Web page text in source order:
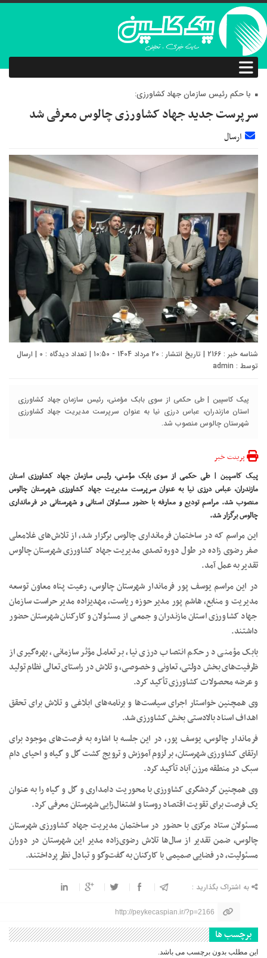
با حکم رئیس سازمان جهاد کشاورزی:
سرپرست جدید جهاد کشاورزی چالوس معرفی شد
ارسال
شناسه خبر : 2166 | تاریخ انتشار : 20 مرداد 1404 - 10:50 | تعداد دیدگاه : 0 | ارسال
توسط : admin
پیک کاسپین | طی حکمی از سوی بابک مؤمنی، رئیس سازمان جهاد کشاورزی
استان مازندران، عباس درزی نیا به عنوان سرپرست مدیریت جهاد کشاورزی
شهرستان چالوس منصوب شد.
پرینت خبر
پیک کاسپین | طی حکمی از سوی بابک مؤمنی، رئیس سازمان جهاد کشاورزی استان
مازندران، عباس درزی نیا به عنوان سرپرست مدیریت جهاد کشاورزی شهرستان چالوس
منصوب شد. مراسم تودیع و معارفه با حضور مسئولان استانی و شهرستانی در فرمانداری
چالوس برگزار شد.
این مراسم که در ساختمان فرمانداری چالوس برگزار شد، از تلاش‌های غلامعلی
صفر رضوی زاده در طول دوره تصدی مدیریت جهاد کشاورزی شهرستان چالوس
تقدیر به عمل آمد.
در این مراسم یوسف پور فرماندار شهرستان چالوس، رعیت پناه معاون توسعه
مدیریت و منابع، هاشم پور مدیر حوزه ریاست، مهدیزاده مدیر حراست سازمان
جهاد کشاورزی استان مازندران و جمعی از مسئولان و کارکنان شهرستان حضور
داشتند.
بابک مؤمنی در حکم انتصاب درزی نیا، بر تعامل مؤثر سازمانی، بهره‌گیری از
ظرفیت‌های بخش دولتی، تعاونی و خصوصی، و تلاش در راستای تعالی نظام تولید
و عرضه محصولات کشاورزی تأکید کرد.
وی همچنین خواستار اجرای سیاست‌ها و برنامه‌های ابلاغی و تلاش برای تحقق
اهداف اسناد بالادستی بخش کشاورزی شد.
فرماندار چالوس، یوسف پور، در این جلسه با اشاره به فرصت‌های موجود برای
ارتقای کشاورزی شهرستان، بر لزوم آموزش و ترویج کشت گل و گیاه و احیای دام
سبک در منطقه مرزن آباد تأکید کرد.
وی همچنین گردشگری کشاورزی با محوریت دامداری و گل و گیاه را به عنوان
یک فرصت برای تقویت اقتصاد روستا و اشتغال‌زایی شهرستان معرفی کرد.
مسئولان ستاد مرکزی با حضور در ساختمان مدیریت جهاد کشاورزی شهرستان
چالوس، ضمن تقدیر از سال‌ها تلاش رضوی‌زاده مدیر این شهرستان در دوران
مسئولیت، در فضایی صمیمی با کارکنان به گفت‌وگو و تبادل نظر پرداختند.
به اشتراک بگذارید :
http://peykecaspian.ir/?p=2166
برچسب ها
این مطلب بدون برچسب می باشد.